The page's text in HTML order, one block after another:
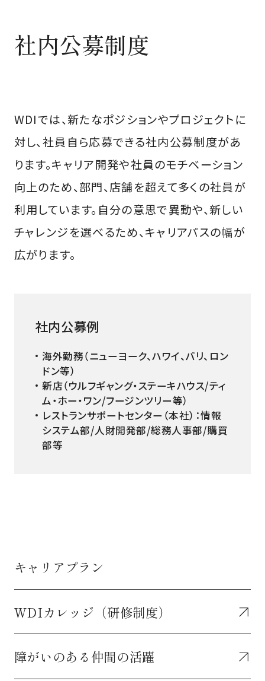
社内公募制度
WDIでは、新たなポジションやプロジェクトに
対し、社員自ら応募できる社内公募制度があ
ります。キャリア開発や社員のモチベーション
向上のため、部門、店舗を超えて多くの社員が
利用しています。自分の意思で異動や、新しい
チャレンジを選べるため、キャリアパスの幅が
広がります。
社内公募例
海外勤務（ニューヨーク、ハワイ、バリ、ロン
ドン等）
新店（ウルフギャング・ステーキハウス/ティ
ム・ホー・ワン/フージンツリー等）
レストランサポートセンター（本社）：情報
システム部/人財開発部/総務人事部/購買
部等
キャリアプラン
WDIカレッジ（研修制度）
障がいのある仲間の活躍